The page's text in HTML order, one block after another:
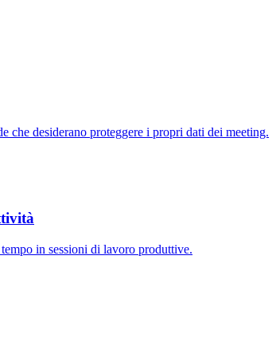
che desiderano proteggere i propri dati dei meeting.
in sessioni di lavoro produttive.